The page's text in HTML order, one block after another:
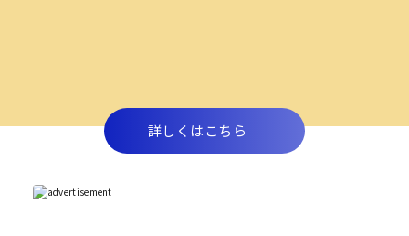
詳しくはこちら